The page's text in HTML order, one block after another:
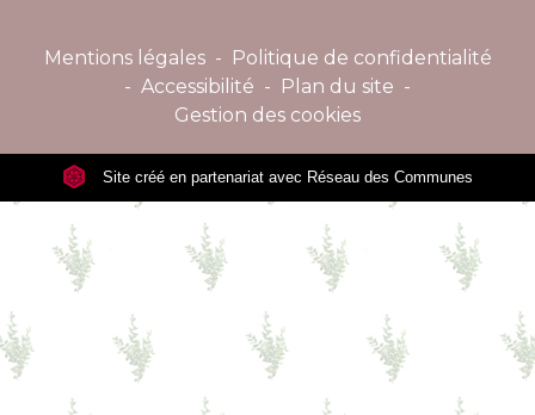
Mentions légales - Politique de confidentialité
- Accessibilité - Plan du site -
Gestion des cookies
Site créé en partenariat avec Réseau des Communes